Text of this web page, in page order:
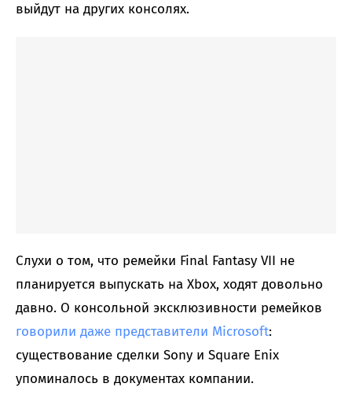
выйдут на других консолях.
Слухи о том, что ремейки Final Fantasy VII не
планируется выпускать на Xbox, ходят довольно
давно. О консольной эксклюзивности ремейков
говорили даже представители Microsoft:
существование сделки Sony и Square Enix
упоминалось в документах компании.